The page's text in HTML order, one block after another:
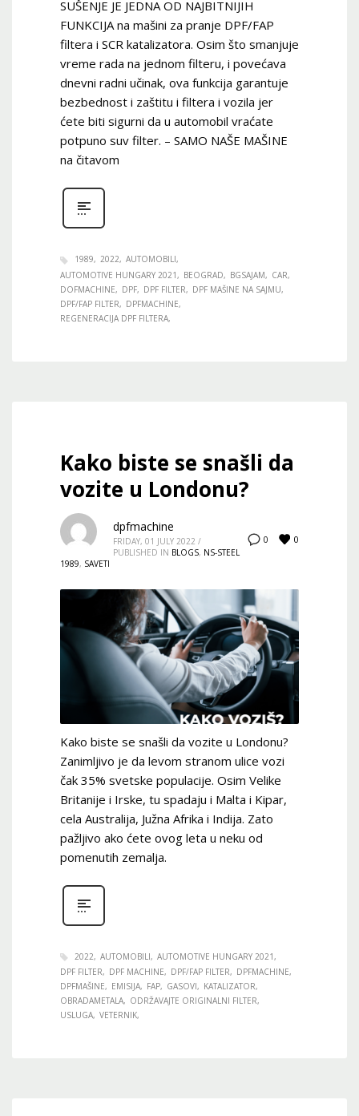
SUŠENJE JE JEDNA OD NAJBITNIJIH
FUNKCIJA na mašini za pranje DPF/FAP
filtera i SCR katalizatora. Osim što smanjuje
vreme rada na jednom filteru, i povećava
dnevni radni učinak, ova funkcija garantuje
bezbednost i zaštitu i filtera i vozila jer
ćete biti sigurni da u automobil vraćate
potpuno suv filter. – SAMO NAŠE MAŠINE
na čitavom
1989 2022
AUTOMOBILI
AUTOMOTIVE HUNGARY 2021
BEOGRAD BGSAJAM
CAR
DOFMACHINE
DPF DPF FILTER
DPF MAŠINE NA SAJMU
DPF/FAP FILTER
DPFMACHINE
REGENERACIJA DPF FILTERA
Kako biste se snašli da
vozite u Londonu?
0 0
dpfmachine
FRIDAY, 01 JULY 2022 /
PUBLISHED IN BLOGS, NS-STEEL
1989, SAVETI
Kako biste se snašli da vozite u Londonu?
Zanimljivo je da levom stranom ulice vozi
čak 35% svetske populacije. Osim Velike
Britanije i Irske, tu spadaju i Malta i Kipar,
cela Australija, Južna Afrika i Indija. Zato
pažljivo ako ćete ovog leta u neku od
pomenutih zemalja.
2022 AUTOMOBILI
AUTOMOTIVE HUNGARY 2021
DPF FILTER
DPF MACHINE DPF/FAP FILTER
DPFMACHINE
DPFMAŠINE
EMISIJA FAP GASOVI
KATALIZATOR
OBRADAMETALA
ODRŽAVAJTE ORIGINALNI FILTER
USLUGA VETERNIK